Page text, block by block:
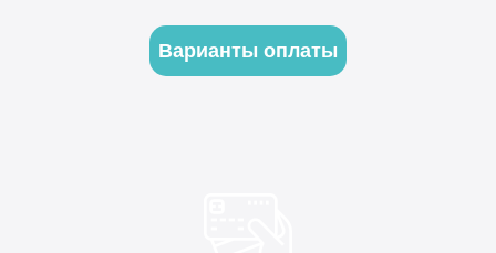
Варианты оплаты